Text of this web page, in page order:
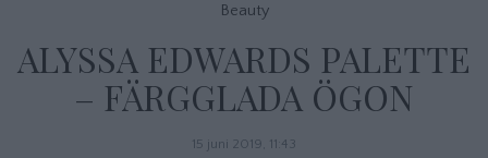
Beauty
ALYSSA EDWARDS PALETTE
– FÄRGGLADA ÖGON
15 juni 2019, 11:43